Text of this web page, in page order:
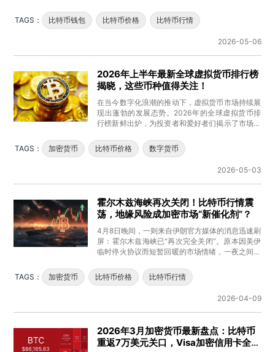
TAGS：
比特币钱包 比特币价格 比特币行情
2026-05-06
2026年上半年最新全球虚拟货币排行榜
揭晓，这些币种值得关注！
在当今数字化浪潮的推动下，虚拟货币市场持续展
现出蓬勃的发展态势。2026年的全球虚拟货币排
行榜新鲜出炉，为投资者和爱好者们揭示了市场的
TAGS：
加密货币 比特币价格 数字货币
2026-05-03
霍尔木兹海峡再次关闭！比特币行情震
荡，地缘风险成加密市场“新催化剂”？
4月8日晚间，一则来自伊朗官方媒体的消息迅速刷
屏：霍尔木兹海峡已“再次完全关闭”。原本因美伊
临时停火协议而短暂回暖的市场情绪，一夜之间被
TAGS：
加密货币 比特币价格 比特币行情
2026-04-09
2026年3月加密货币最新盘点：比特币
重返7万美元关口，Visa加密信用卡全球